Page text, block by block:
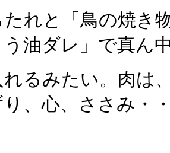
れと「鳥の焼き
油ダレ」で真ん
るみたい。肉は
、心、ささみ・